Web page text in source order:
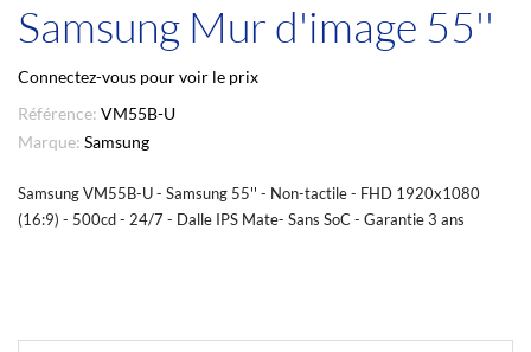
Samsung Mur d'image 55''
Connectez-vous pour voir le prix
Référence: VM55B-U
Marque: Samsung
Samsung VM55B-U - Samsung 55'' - Non-tactile - FHD 1920x1080
(16:9) - 500cd - 24/7 - Dalle IPS Mate- Sans SoC - Garantie 3 ans